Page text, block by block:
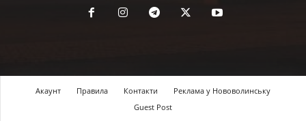
Акаунт Правила Контакти
Реклама у Нововолинську
Guest Post